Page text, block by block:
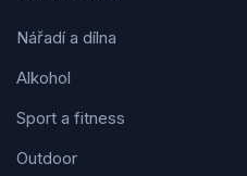
Nářadí a dílna
Alkohol
Sport a fitness
Outdoor